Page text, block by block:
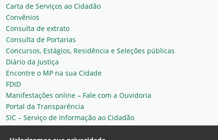
Carta de Serviços ao Cidadão
Convênios
Consulta de extrato
Consulta de Portarias
Concursos, Estágios, Residência e Seleções públicas
Diário da Justiça
Encontre o MP na sua Cidade
FDID
Manifestações online – Fale com a Ouvidoria
Portal da Transparência
SIC – Serviço de Informação ao Cidadão
Plantão MP do Ceará